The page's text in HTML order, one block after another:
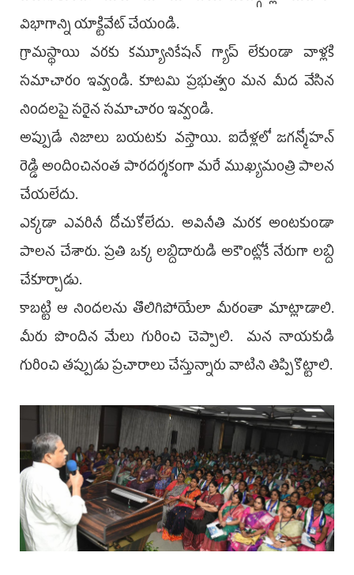
విభాగాన్ని యాక్టివేట్ చేయండి.
గ్రామస్థాయి వరకు కమ్యూనికేషన్ గ్యాప్ లేకుండా వాళ్లకి
సమాచారం ఇవ్వండి. కూటమి ప్రభుత్వం మన మీద వేసిన
నిందలపై సరైన సమాచారం ఇవ్వండి.
అప్పుడే నిజాలు బయటకు వస్తాయి. ఐదేళ్లలో జగన్మోహన్
రెడ్డి అందించినంత పారదర్శకంగా మరే ముఖ్యమంత్రి పాలన
చేయలేదు.
ఎక్కడా ఎవరినీ దోచుకోలేదు. అవినీతి మరక అంటకుండా
పాలన చేశారు. ప్రతి ఒక్క లబ్దిదారుడి అకౌంట్లోకే నేరుగా లబ్ది
చేకూర్చాడు.
కాబట్టి ఆ నిందలను తొలిగిపోయేలా మీరంతా మాట్లాడాలి.
మీరు పొందిన మేలు గురించి చెప్పాలి. మన నాయకుడి
గురించి తప్పుడు ప్రచారాలు చేస్తున్నారు వాటిని తిప్పికొట్టాలి.